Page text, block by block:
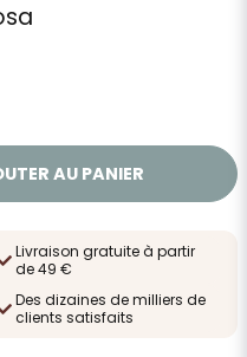
AU PANIER
Livraison gratuite à partir
de 49 €
Des dizaines de milliers de
clients satisfaits